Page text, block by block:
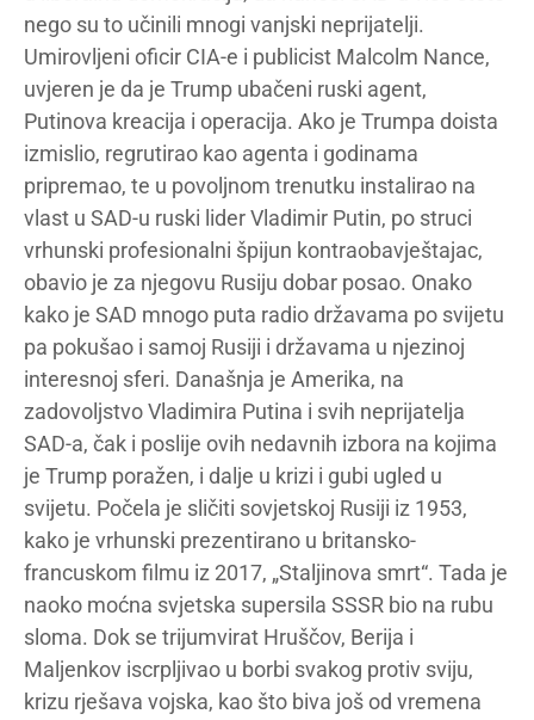
nego su to učinili mnogi vanjski neprijatelji.
Umirovljeni oficir CIA-e i publicist Malcolm Nance,
uvjeren je da je Trump ubačeni ruski agent,
Putinova kreacija i operacija. Ako je Trumpa doista
izmislio, regrutirao kao agenta i godinama
pripremao, te u povoljnom trenutku instalirao na
vlast u SAD-u ruski lider Vladimir Putin, po struci
vrhunski profesionalni špijun kontraobavještajac,
obavio je za njegovu Rusiju dobar posao. Onako
kako je SAD mnogo puta radio državama po svijetu
pa pokušao i samoj Rusiji i državama u njezinoj
interesnoj sferi. Današnja je Amerika, na
zadovoljstvo Vladimira Putina i svih neprijatelja
SAD-a, čak i poslije ovih nedavnih izbora na kojima
je Trump poražen, i dalje u krizi i gubi ugled u
svijetu. Počela je sličiti sovjetskoj Rusiji iz 1953,
kako je vrhunski prezentirano u britansko-
francuskom filmu iz 2017, „Staljinova smrt“. Tada je
naoko moćna svjetska supersila SSSR bio na rubu
sloma. Dok se trijumvirat Hruščov, Berija i
Maljenkov iscrpljivao u borbi svakog protiv sviju,
krizu rješava vojska, kao što biva još od vremena